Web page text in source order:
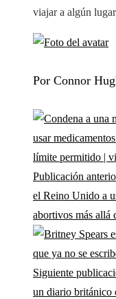
viajar a algún
Por Connor
Publicación
el Reino Unido a
abortivos más allá
Siguiente
un diario británico